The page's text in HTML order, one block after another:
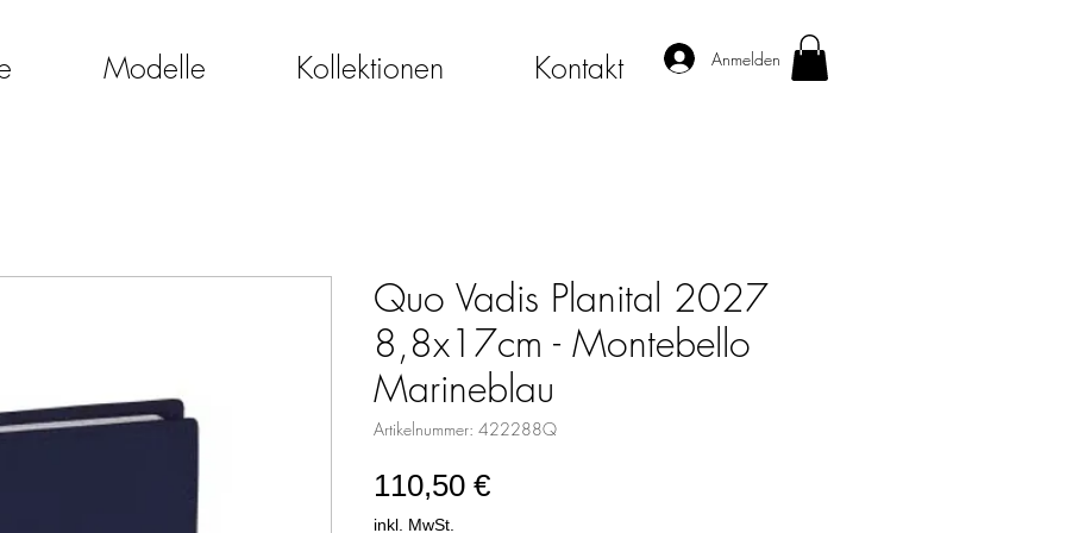
Modelle Kollektionen Kontakt Anmelden
Quo Vadis Planital 2027
8,8x17cm - Montebello
Marineblau
Artikelnummer: 422288Q
110,50 €Preis
inkl. MwSt.